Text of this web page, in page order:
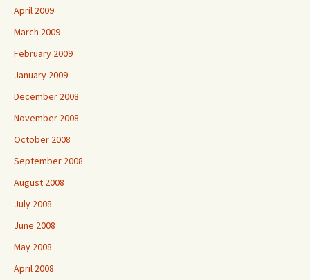
April 2009
March 2009
February 2009
January 2009
December 2008
November 2008
October 2008
September 2008
August 2008
July 2008
June 2008
May 2008
April 2008